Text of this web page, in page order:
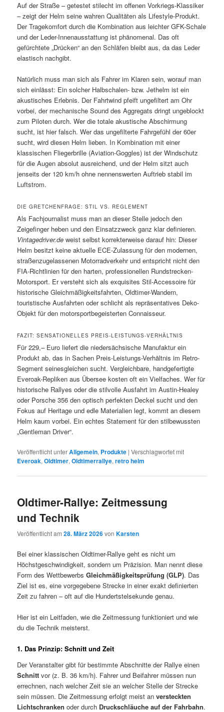
Auf der Straße – getestet stilecht im offenen Vorkriegs-Klassiker
– zeigt der Helm seine wahren Qualitäten als Lifestyle-Produkt.
Der Tragekomfort durch die Kombination aus leichter GFK-Schale
und der Leder-Innenausstattung ist phänomenal. Das oft
gefürchtete „Drücken“ an den Schläfen bleibt aus, da das Leder
elastisch nachgibt.
Natürlich muss man sich als Fahrer im Klaren sein, worauf man
sich einlässt: Ein solcher Halbschalen- bzw. Jethelm ist ein
akustisches Erlebnis. Der Fahrtwind pfeift ungefiltert am Ohr
vorbei, der mechanische Sound des Aggregats dringt ungeblockt
zum Piloten durch. Wer die totale akustische Abschirmung
sucht, ist hier falsch. Wer das ungefilterte Fahrgefühl der 60er
sucht, wird diesen Helm lieben. In Kombination mit einer
klassischen Fliegerbrille (Aviation-Goggles) ist der Windschutz
für die Augen absolut ausreichend, und der Helm sitzt auch
jenseits der 120 km/h ohne nennenswerten Auftrieb stabil im
Luftstrom.
DIE GRETCHENFRAGE: STIL VS. REGLEMENT
Als Fachjournalist muss man an dieser Stelle jedoch den
Zeigefinger heben und den Einsatzzweck ganz klar definieren.
Vintagedriver.de weist selbst korrekterweise darauf hin: Dieser
Helm besitzt keine aktuelle ECE-Zulassung für den modernen,
straßenzugelassenen Motorradverkehr und entspricht nicht den
FIA-Richtlinien für den harten, professionellen Rundstrecken-
Motorsport. Er versteht sich als exquisites Stil-Accessoire für
historische Gleichmäßigkeitsfahrten, Oldtimer-Wandern,
touristische Ausfahrten oder schlicht als repräsentatives Deko-
Objekt für den motorsportbegeisterten Connaisseur.
FAZIT: SENSATIONELLES PREIS-LEISTUNGS-VERHÄLTNIS
Für 229,– Euro liefert die niedersächsische Manufaktur ein
Produkt ab, das in Sachen Preis-Leistungs-Verhältnis im Retro-
Segment seinesgleichen sucht. Vergleichbare, handgefertigte
Everoak-Repliken aus Übersee kosten oft ein Vielfaches. Wer für
historische Rallyes oder die stilvolle Ausfahrt im Austin-Healey
oder Porsche 356 den optisch perfekten Deckel sucht und den
Fokus auf Heritage und edle Materialien legt, kommt an diesem
Helm kaum vorbei. Ein echtes Statement für den stilbewussten
„Gentleman Driver“.
Veröffentlicht unterAllgemein, Produkte |Verschlagwortet mit
Everoak,Oldtimer,Oldtimerrallye,retro helm
Oldtimer-Rallye: Zeitmessung
und Technik
Veröffentlicht am28. März 2026vonKarsten
Bei einer klassischen Oldtimer-Rallye geht es nicht um
Höchstgeschwindigkeit, sondern um Präzision. Man nennt diese
Form des WettbewerbsGleichmäßigkeitsprüfung (GLP). Das
Ziel ist es, eine vorgegebene Strecke in einer exakt definierten
Zeit zu fahren – oft auf die Hundertstelsekunde genau.
Hier ist ein Leitfaden, wie die Zeitmessung funktioniert und wie
du die Technik meisterst.
1. Das Prinzip: Schnitt und Zeit
Der Veranstalter gibt für bestimmte Abschnitte der Rallye einen
Schnitt vor (z. B. 36 km/h). Fahrer und Beifahrer müssen nun
errechnen, nach welcher Zeit sie an welcher Stelle der Strecke
sein müssen. Die Zeitmessung erfolgt meist anversteckten
Lichtschranken oder durch Druckschläuche auf der Fahrbahn.